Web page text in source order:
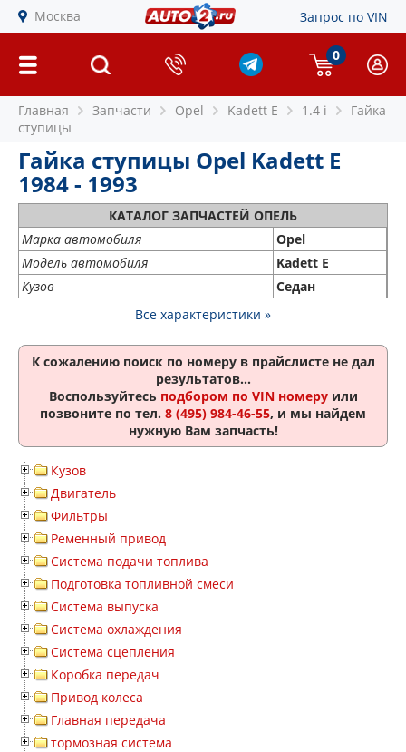
Москва Запрос по VIN
0
Главная Запчасти Opel Kadett E 1.4 i
Гайка
ступицы
Гайка ступицы Opel Kadett E
1984 - 1993
КАТАЛОГ ЗАПЧАСТЕЙ ОПЕЛЬ
Марка автомобиля
Opel
Модель автомобиля
Kadett E
Кузов
Седан
Все характеристики »
К сожалению поиск по номеру в прайслисте не дал
результатов...
Воспользуйтесь подбором по VIN номеруили
позвоните по тел. 8 (495) 984-46-55, и мы найдем
нужную Вам запчасть!
Кузов
Двигатель
Фильтры
Ременный привод
Система подачи топлива
Подготовка топливной смеси
Система выпуска
Система охлаждения
Система сцепления
Коробка передач
Привод колеса
Главная передача
тормозная система